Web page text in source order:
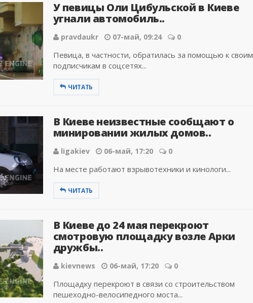
У певицы Оли Цибульской в Киеве
угнали автомобиль..
pravdaukr 07-май, 09:24 0
Певица, в частности, обратилась за помощью к своим
подписчикам в соцсетях...
ЧИТАТЬ
В Киеве неизвестные сообщают о
минировании жилых домов..
ligakiev 06-май, 17:20 0
На месте работают взрывотехники и кинологи...
ЧИТАТЬ
В Киеве до 24 мая перекроют
смотровую площадку возле Арки
дружбы..
kievnews 06-май, 17:20 0
Площадку перекроют в связи со строительством
пешеходно-велосипедного моста...